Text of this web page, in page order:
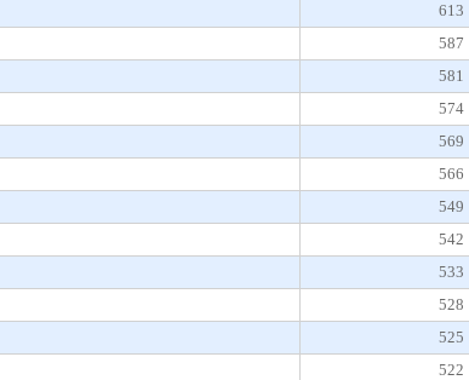
613
587
581
574
569
566
549
542
533
528
525
522